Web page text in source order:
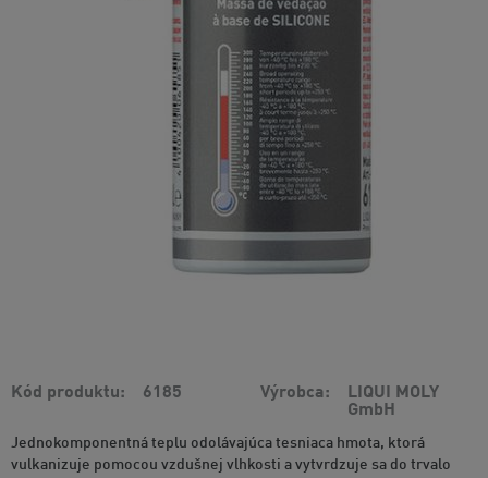
Kód produktu 6185 Výrobca
LIQUI MOLY
GmbH
Jednokomponentná teplu odolávajúca tesniaca hmota, ktorá
vulkanizuje pomocou vzdušnej vlhkosti a vytvrdzuje sa do trvalo